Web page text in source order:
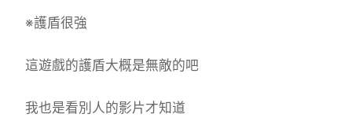
※護盾很強
這遊戲的護盾大概是無敵的吧
我也是看別人的影片才知道